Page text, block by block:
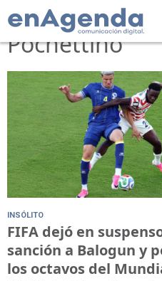
Tag: Mauricio
Pochettino
INSÓLITO
FIFA dejó en
sanción a Balogun y
los octavos del